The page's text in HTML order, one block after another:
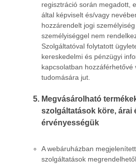
regisztráció során megadott,
által képviselt és/vagy
hozzárendelt jogi
személyiséggel nem
Szolgáltatóval folytatott
kereskedelmi és pénzügyi
kapcsolatban hozzáférhetővé
tudomására jut.
Megvásárolható
szolgáltatások köre, árai
érvényességük
A webáruházban
szolgáltatások